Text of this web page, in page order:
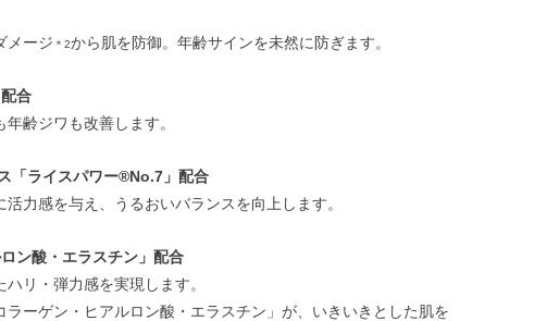
メージ ＊2から肌を防御。年齢サインを未然に防ぎます。
合
齢ジワも改善します。
「ライスパワー®No.7」配合
力感を与え、うるおいバランスを向上します。
ン酸・エラスチン」配合
リ・弾力感を実現します。
ーゲン・ヒアルロン酸・エラスチン」が、いきいきとした肌を